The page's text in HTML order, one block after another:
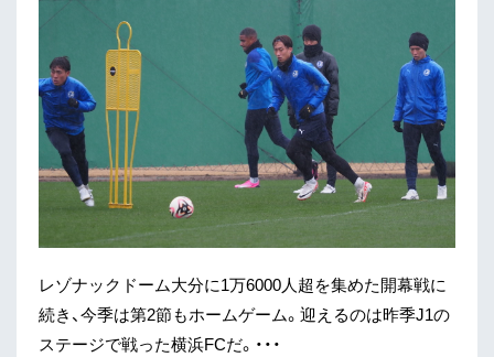
レゾナックドーム大分に1万6000人超を集めた開幕戦に
続き、今季は第2節もホームゲーム。迎えるのは昨季J1の
ステージで戦った横浜FCだ。・・・